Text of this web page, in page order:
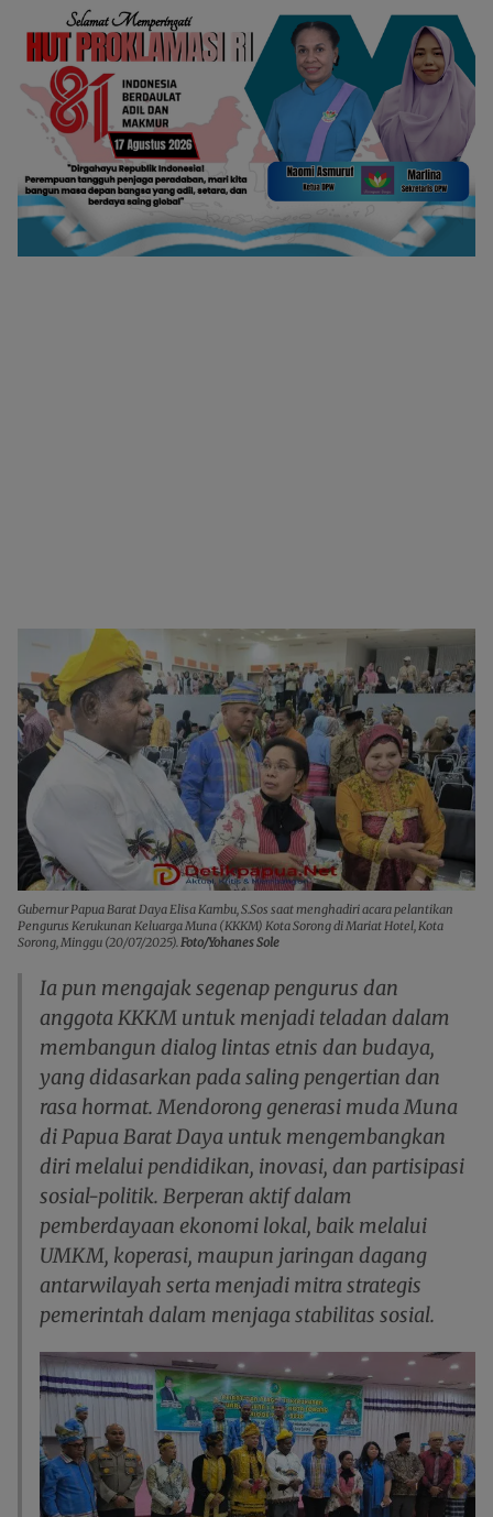
Gubernur Papua Barat Daya Elisa Kambu, S.Sos saat menghadiri acara pelantikan
Pengurus Kerukunan Keluarga Muna (KKKM) Kota Sorong di Mariat Hotel, Kota
Sorong, Minggu (20/07/2025). Foto/Yohanes Sole
Ia pun mengajak segenap pengurus dan
anggota KKKM untuk menjadi teladan dalam
membangun dialog lintas etnis dan budaya,
yang didasarkan pada saling pengertian dan
rasa hormat. Mendorong generasi muda Muna
di Papua Barat Daya untuk mengembangkan
diri melalui pendidikan, inovasi, dan partisipasi
sosial-politik. Berperan aktif dalam
pemberdayaan ekonomi lokal, baik melalui
UMKM, koperasi, maupun jaringan dagang
antarwilayah serta menjadi mitra strategis
pemerintah dalam menjaga stabilitas sosial.